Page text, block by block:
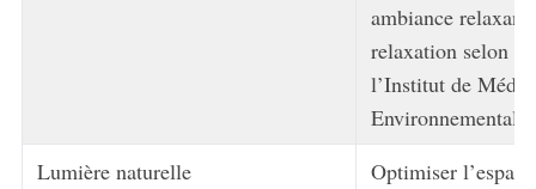
ambiance
relaxation selon
l’Institut de
Environnementale.
Lumière naturelle
Optimiser